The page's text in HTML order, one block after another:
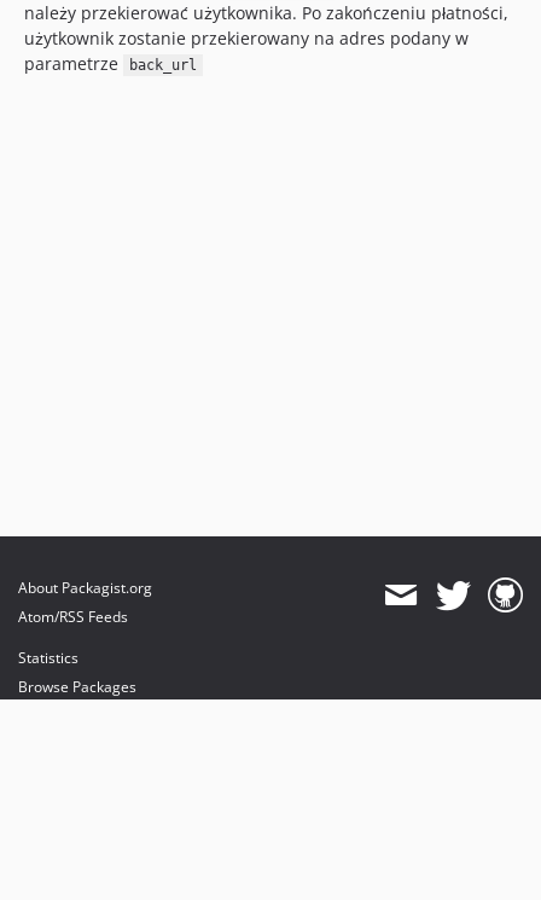
należy przekierować użytkownika. Po zakończeniu płatności,
użytkownik zostanie przekierowany na adres podany w
parametrze
back_url
About Packagist.org
Atom/RSS Feeds
Statistics
Browse Packages